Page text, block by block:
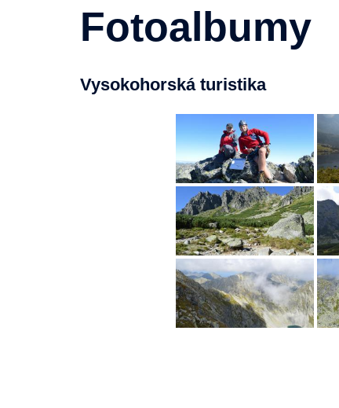
Fotoalbumy
Vysokohorská turistika